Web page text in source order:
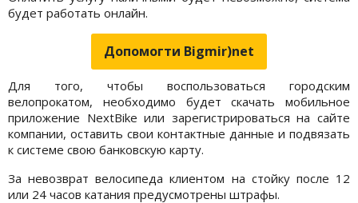
будет работать онлайн.
Допомогти Bigmir)net
Для того, чтобы воспользоваться городским
велопрокатом, необходимо будет скачать мобильное
приложение NextBike или зарегистрироваться на сайте
компании, оставить свои контактные данные и подвязать
к системе свою банковскую карту.
За невозврат велосипеда клиентом на стойку после 12
или 24 часов катания предусмотрены штрафы.